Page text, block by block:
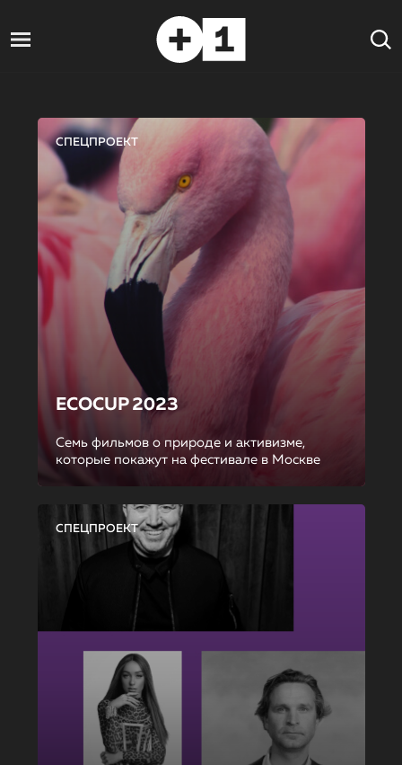
СПЕЦПРОЕКТ
ECOCUP 2023
Семь фильмов о природе и активизме,
которые покажут на фестивале в Москве
СПЕЦПРОЕКТ